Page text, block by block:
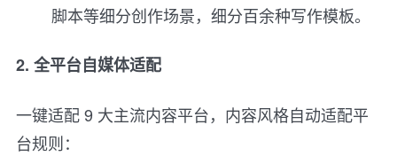
脚本等细分创作场景，细分百余种写作模板。
2. 全平台自媒体适配
一键适配 9 大主流内容平台，内容风格自动适配平
台规则：